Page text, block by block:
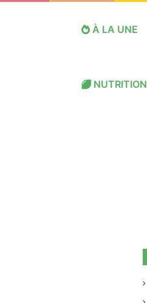
À LA UNE
NUTRITION